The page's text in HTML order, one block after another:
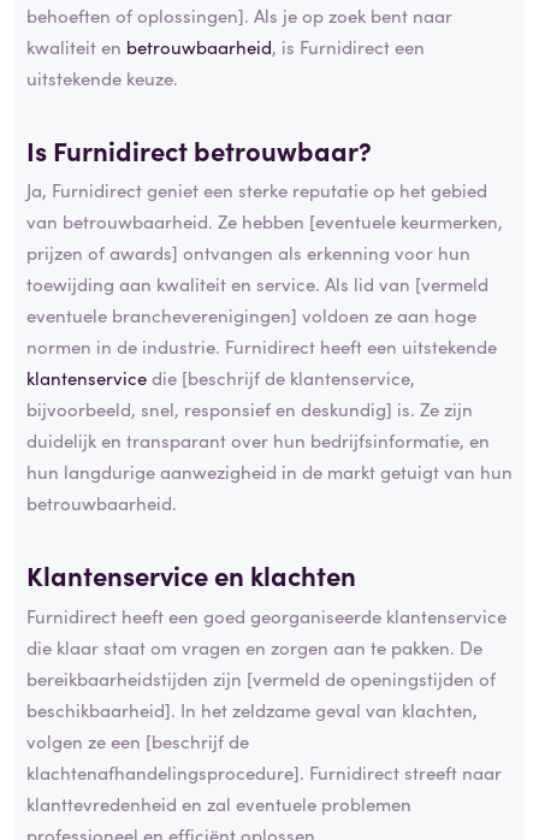
behoeften of oplossingen]. Als je op zoek bent naar
kwaliteit en betrouwbaarheid, is Furnidirect een
uitstekende keuze.
Is Furnidirect betrouwbaar?
Ja, Furnidirect geniet een sterke reputatie op het gebied
van betrouwbaarheid. Ze hebben [eventuele keurmerken,
prijzen of awards] ontvangen als erkenning voor hun
toewijding aan kwaliteit en service. Als lid van [vermeld
eventuele brancheverenigingen] voldoen ze aan hoge
normen in de industrie. Furnidirect heeft een uitstekende
klantenservicedie [beschrijf de klantenservice,
bijvoorbeeld, snel, responsief en deskundig] is. Ze zijn
duidelijk en transparant over hun bedrijfsinformatie, en
hun langdurige aanwezigheid in de markt getuigt van hun
betrouwbaarheid.
Klantenservice en klachten
Furnidirect heeft een goed georganiseerde klantenservice
die klaar staat om vragen en zorgen aan te pakken. De
bereikbaarheidstijden zijn [vermeld de openingstijden of
beschikbaarheid]. In het zeldzame geval van klachten,
volgen ze een [beschrijf de
klachtenafhandelingsprocedure]. Furnidirect streeft naar
klanttevredenheid en zal eventuele problemen
professioneel en efficiënt oplossen.